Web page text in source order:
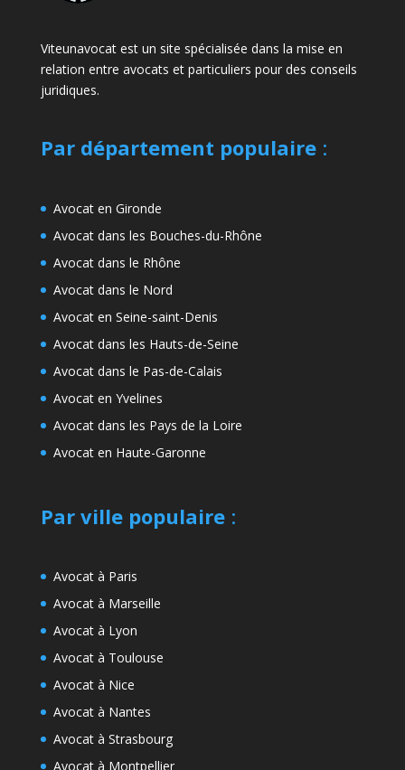
Viteunavocat est un site spécialisée dans la mise en
relation entre avocats et particuliers pour des conseils
juridiques.
Par département populaire:
Avocat en Gironde
Avocat dans les Bouches-du-Rhône
Avocat dans le Rhône
Avocat dans le Nord
Avocat en Seine-saint-Denis
Avocat dans les Hauts-de-Seine
Avocat dans le Pas-de-Calais
Avocat en Yvelines
Avocat dans les Pays de la Loire
Avocat en Haute-Garonne
Par ville populaire:
Avocat à Paris
Avocat à Marseille
Avocat à Lyon
Avocat à Toulouse
Avocat à Nice
Avocat à Nantes
Avocat à Strasbourg
Avocat à Montpellier